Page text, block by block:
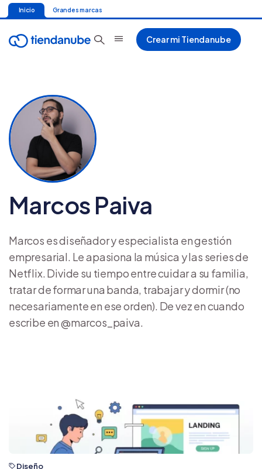
Inicio Grandes marcas
Crear mi Tiendanube
Marcos Paiva
Marcos es diseñador y especialista en gestión
empresarial. Le apasiona la música y las series de
Netflix. Divide su tiempo entre cuidar a su familia,
tratar de formar una banda, trabajar y dormir (no
necesariamente en ese orden). De vez en cuando
escribe en @marcos_paiva.
Diseño